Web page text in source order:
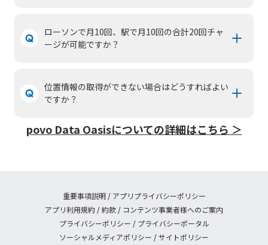
ローソンで月10回、駅で月10回の合計20回チャ
ージが可能ですか？
位置情報の取得ができない場合はどうすればよい
ですか？
povo Data Oasisについての詳細はこちら ＞
重要事項説明/ アプリプライバシーポリシー
アプリ利用規約 /約款 / コンテンツ事業者様へのご案内
プライバシーポリシー / プライバシーポータル
ソーシャルメディアポリシー /サイトポリシー